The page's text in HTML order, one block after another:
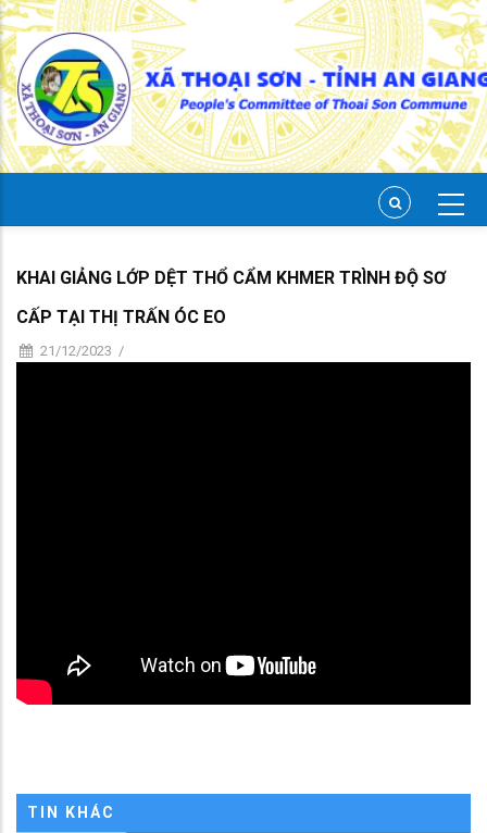
Skip
to
main
content
KHAI GIẢNG LỚP DỆT THỔ CẨM KHMER TRÌNH ĐỘ SƠ
CẤP TẠI THỊ TRẤN ÓC EO
21/12/2023 /
TIN KHÁC